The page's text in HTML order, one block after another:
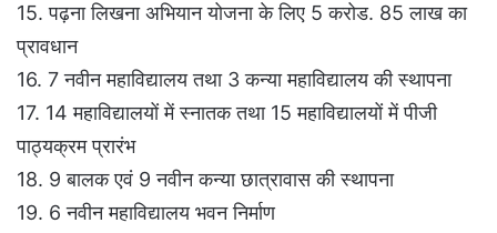
15. पढ़ना लिखना अभियान योजना के लिए 5 करोड. 85 लाख का
प्रावधान
16. 7 नवीन महाविद्यालय तथा 3 कन्या महाविद्यालय की स्थापना
17. 14 महाविद्यालयों में स्नातक तथा 15 महाविद्यालयों में पीजी
पाठ्यक्रम प्रारंभ
18. 9 बालक एवं 9 नवीन कन्या छात्रावास की स्थापना
19. 6 नवीन महाविद्यालय भवन निर्माण